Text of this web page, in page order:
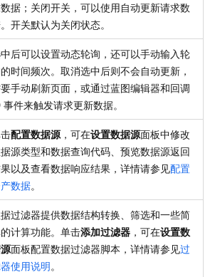
据；关闭开关，可以使用自动更新请求数
开关默认为关闭状态。
后可以设置动态轮询，还可以手动输入轮
时间频次。取消选中后则不会自动更新，
手动刷新页面，或通过蓝图编辑器和回调
事件来触发请求更新数据。
配置数据源，可在设置数据源面板中修改
源类型和数据查询代码、预览数据源返回
以及查看数据响应结果，详情请参见配置
数据。
过滤器提供数据结构转换、筛选和一些简
计算功能。单击添加过滤器 ，可在设置数
面板配置数据过滤器脚本，详情请参见过
使用说明。